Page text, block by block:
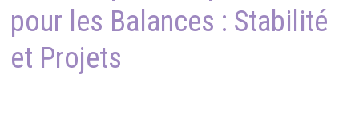
pour les Balances : Stabilité
et Projets